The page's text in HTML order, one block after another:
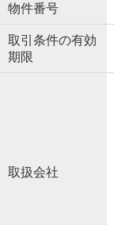
物件番号
取引条件の有効
期限
取扱会社